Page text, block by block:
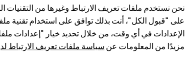
انقر فوقsend
.
قراءة رسالة بريد والرد عليها
نحن نستخدم ملفات تعريف الارتباط وغيرها من
على "قبول الكل"، أنت بذلك توافق على استخدام تقنية
الإعدادات في أي وقت، من خلال تحديد خيار "إعدادات
مزيدًا من المعلومات عنسياسة ملفات تعريف الارتباط